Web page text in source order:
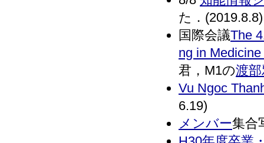
た．(2019.8.8)
国際会議The
ng in
君，M1の渡
Vu Ngoc
6.19)
メンバー集合